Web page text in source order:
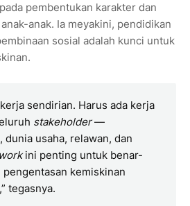
pembentukan karakter dan
anak. Ia meyakini, pendidikan
sosial adalah kunci untuk
sendirian. Harus ada kerja
stakeholder—
dunia usaha, relawan, dan
ini penting untuk benar-
kemiskinan
tegasnya.